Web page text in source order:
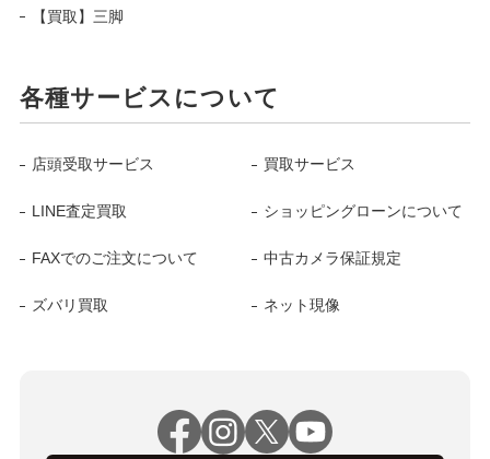
【買取】三脚
各種サービスについて
店頭受取サービス 買取サービス
LINE査定買取 ショッピングローンについて
FAXでのご注文について 中古カメラ保証規定
ズバリ買取 ネット現像